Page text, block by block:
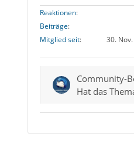
Reaktionen
Beiträge
Mitglied seit
30.
Community-
Hat das